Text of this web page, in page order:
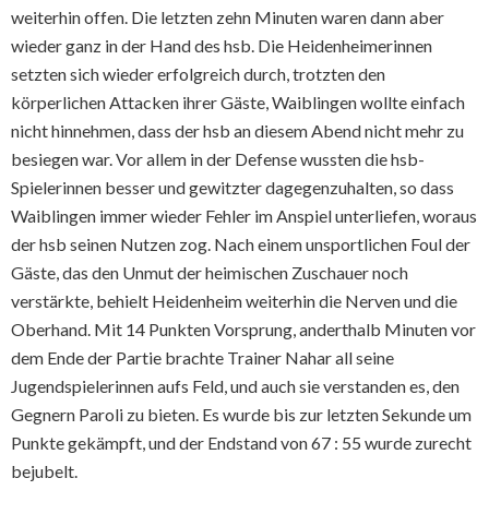
weiterhin offen. Die letzten zehn Minuten waren dann aber
wieder ganz in der Hand des hsb. Die Heidenheimerinnen
setzten sich wieder erfolgreich durch, trotzten den
körperlichen Attacken ihrer Gäste, Waiblingen wollte einfach
nicht hinnehmen, dass der hsb an diesem Abend nicht mehr zu
besiegen war. Vor allem in der Defense wussten die hsb-
Spielerinnen besser und gewitzter dagegenzuhalten, so dass
Waiblingen immer wieder Fehler im Anspiel unterliefen, woraus
der hsb seinen Nutzen zog. Nach einem unsportlichen Foul der
Gäste, das den Unmut der heimischen Zuschauer noch
verstärkte, behielt Heidenheim weiterhin die Nerven und die
Oberhand. Mit 14 Punkten Vorsprung, anderthalb Minuten vor
dem Ende der Partie brachte Trainer Nahar all seine
Jugendspielerinnen aufs Feld, und auch sie verstanden es, den
Gegnern Paroli zu bieten. Es wurde bis zur letzten Sekunde um
Punkte gekämpft, und der Endstand von 67 : 55 wurde zurecht
bejubelt.